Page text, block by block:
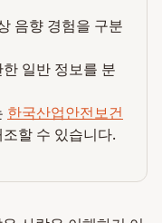
음향 경험을 구분
일반 정보를 분
한국산업안전보건
할 수 있습니다.